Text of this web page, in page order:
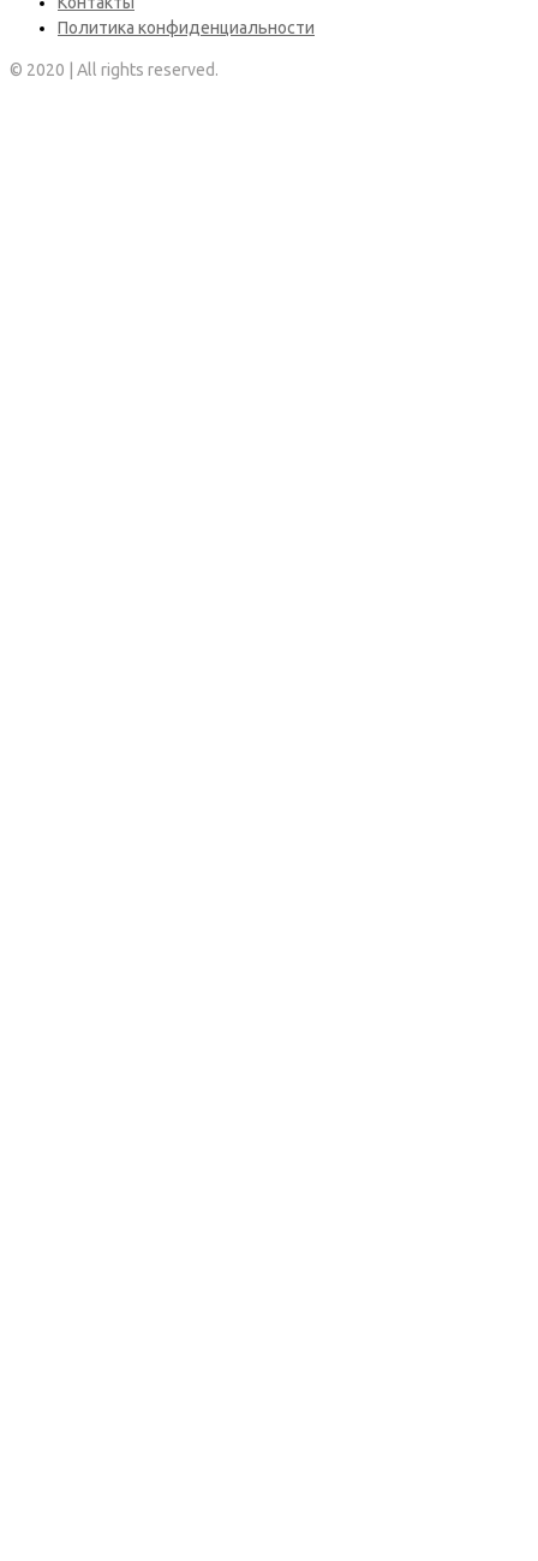
Политика конфиденциальности
© 2020 | All rights reserved.